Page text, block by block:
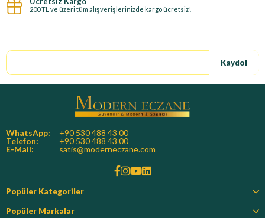
200 TL ve üzeri tüm alışverişlerinizde kargo ücretsiz!
Kaydol
WhatsApp:
+90 530 488 43 00
Telefon:
+90 530 488 43 00
E-Mail:
satis@moderneczane.com
Popüler Kategoriler
Popüler Markalar